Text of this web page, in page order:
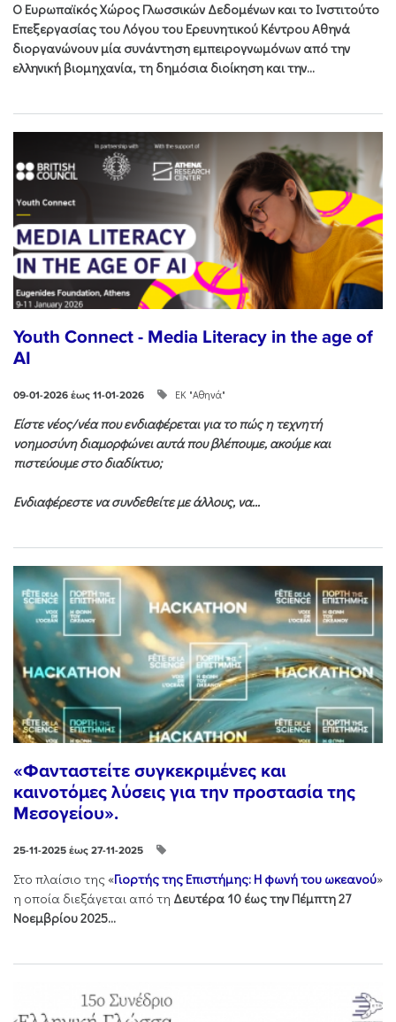
Ο Ευρωπαϊκός Χώρος Γλωσσικών Δεδομένων και το Ινστιτούτο
Επεξεργασίας του Λόγου του Ερευνητικού Κέντρου Αθηνά
διοργανώνουν μία συνάντηση εμπειρογνωμόνων από την
ελληνική βιομηχανία, τη δημόσια διοίκηση και την...
Youth Connect - Media Literacy in the age of
AI
09-01-2026 έως 11-01-2026 ΕΚ "Αθηνά"
Είστε νέος/νέα που ενδιαφέρεται για το πώς η τεχνητή
νοημοσύνη διαμορφώνει αυτά που βλέπουμε, ακούμε και
πιστεύουμε στο διαδίκτυο;
Ενδιαφέρεστε να συνδεθείτε με άλλους, να...
«Φανταστείτε συγκεκριμένες και
καινοτόμες λύσεις για την προστασία της
Μεσογείου».
25-11-2025 έως 27-11-2025
Στo πλαίσιo της «Γιορτής της Επιστήμης: Η φωνή του ωκεανού»
η οποία διεξάγεται από τη Δευτέρα 10 έως την Πέμπτη 27
Νοεμβρίου 2025...